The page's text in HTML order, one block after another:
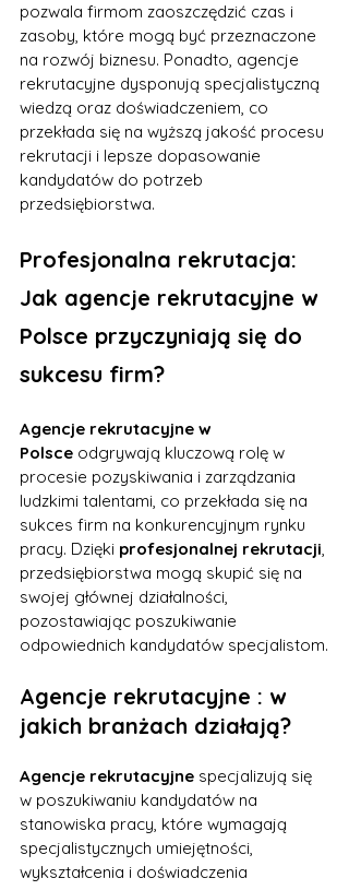
pozwala firmom zaoszczędzić czas i
zasoby, które mogą być przeznaczone
na rozwój biznesu. Ponadto, agencje
rekrutacyjne dysponują specjalistyczną
wiedzą oraz doświadczeniem, co
przekłada się na wyższą jakość procesu
rekrutacji i lepsze dopasowanie
kandydatów do potrzeb
przedsiębiorstwa.
Profesjonalna rekrutacja:
Jak agencje rekrutacyjne w
Polsce przyczyniają się do
sukcesu firm?
Agencje rekrutacyjne w
Polsce odgrywają kluczową rolę w
procesie pozyskiwania i zarządzania
ludzkimi talentami, co przekłada się na
sukces firm na konkurencyjnym rynku
pracy. Dzięki profesjonalnej rekrutacji,
przedsiębiorstwa mogą skupić się na
swojej głównej działalności,
pozostawiając poszukiwanie
odpowiednich kandydatów specjalistom.
Agencje rekrutacyjne : w
jakich branżach działają?
Agencje rekrutacyjne specjalizują się
w poszukiwaniu kandydatów na
stanowiska pracy, które wymagają
specjalistycznych umiejętności,
wykształcenia i doświadczenia